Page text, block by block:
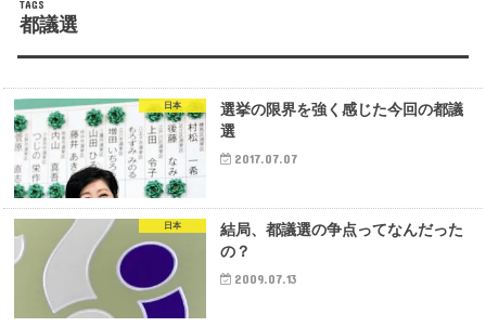
都議選
日本
選挙の限界を強く感じた今回の都議
選
2017.07.07
日本
結局、都議選の争点ってなんだった
の？
2009.07.13